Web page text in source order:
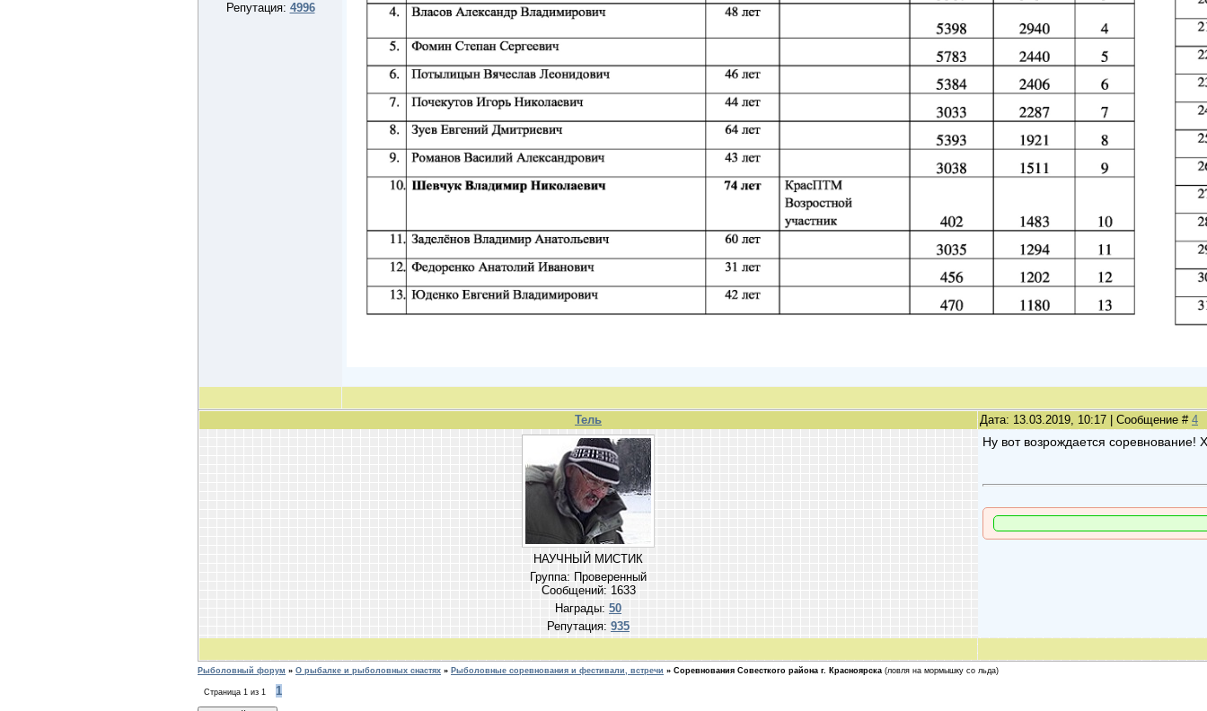
Репутация: 4996
Тель Дата: 13.03.2019, 10:17 | Сообщение # 4
НАУЧНЫЙ МИСТИК
Группа: Проверенный
Сообщений: 1633
Награды: 50
Репутация: 935
Ну вот возрождается соревнование!
Рыболовный форум » О рыбалке и рыболовных снастях » Рыболовные соревнования и фестивали, встречи » Соревнования Совесткого района г. Красноярска (ловля на мормышку со льда)
Страница 1 из 1 1